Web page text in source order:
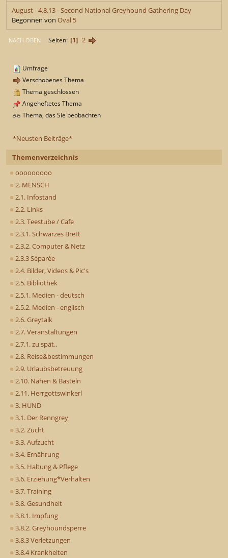
*Neusten Beiträge*
Themenverzeichnis
ooooooooo
2. MENSCH
2.1. Infostand
2.2. Links
2.3. Teestube / Cafe
2.3.1. Schwarzes Brett
2.3.2. Computer & Netz
2.3.3 Séparée
2.4. Bilder, Videos & Pic's
2.5. Bibliothek
2.5.1. Medien - deutsch
2.5.2. Medien - englisch
2.6. Greytalk
2.7. Veranstaltungen
2.7.1. zu spät..
2.8. Reise&bestimmungen
2.9. Urlaubsbetreuung
2.10. Nähen & Basteln
2.11. Herrgottswinkerl
3. HUND
3.1. Der Renngrey
3.2. Zucht
3.3. Aufzucht
3.4. Ernährung
3.5. Haltung & Pflege
3.6. Erziehung*Verhalten
3.7. Training
3.8. Gesundheit
3.8.1. Impfung
3.8.2. Greyhoundsperre
3.8.3 Verletzungen
3.8.4 Krankheiten
August - 4.8.13 - Second National Greyhound Gathering Day
Begonnen von Oval 5
NACH OBEN Seiten 1 2
Umfrage
Verschobenes Thema
Thema geschlossen
Angeheftetes Thema
Thema, das Sie beobachten